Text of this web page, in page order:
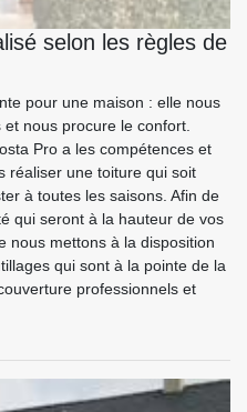
selon les règles de
pour une maison : elle nous
nous procure le confort.
Pro a les compétences et
réaliser une toiture qui soit
à toutes les saisons. Afin de
qui seront à la hauteur de vos
nous mettons à la disposition
qui sont à la pointe de la
professionnels et